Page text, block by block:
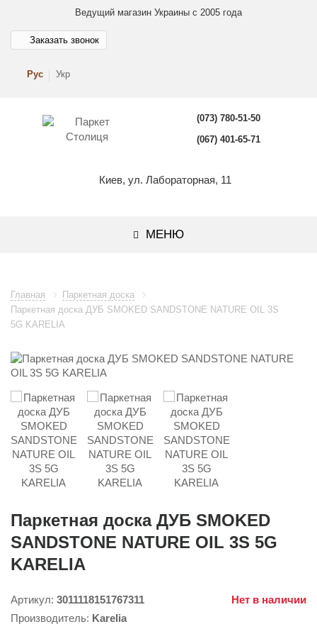
Ведущий магазин Украины с 2005 года
Рус Укр
Заказать звонок
(073) 780-51-50
(067) 401-65-71
Киев, ул. Лабораторная, 11
МЕНЮ
Главная
Паркетная доска
Паркетная доска ДУБ SMOKED SANDSTONE NATURE OIL 3S
5G KARELIA
Паркетная доска ДУБ SMOKED
SANDSTONE NATURE OIL 3S 5G
KARELIA
Артикул: 3011118151767311
Нет в наличии
Производитель: Karelia